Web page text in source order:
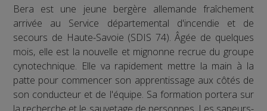
Bera est une jeune bergère allemande fraîchement
arrivée au Service départemental d'incendie et de
secours de Haute-Savoie (SDIS 74). Âgée de quelques
mois, elle est la nouvelle et mignonne recrue du groupe
cynotechnique. Elle va rapidement mettre la main à la
patte pour commencer son apprentissage aux côtés de
son conducteur et de l'équipe. Sa formation portera sur